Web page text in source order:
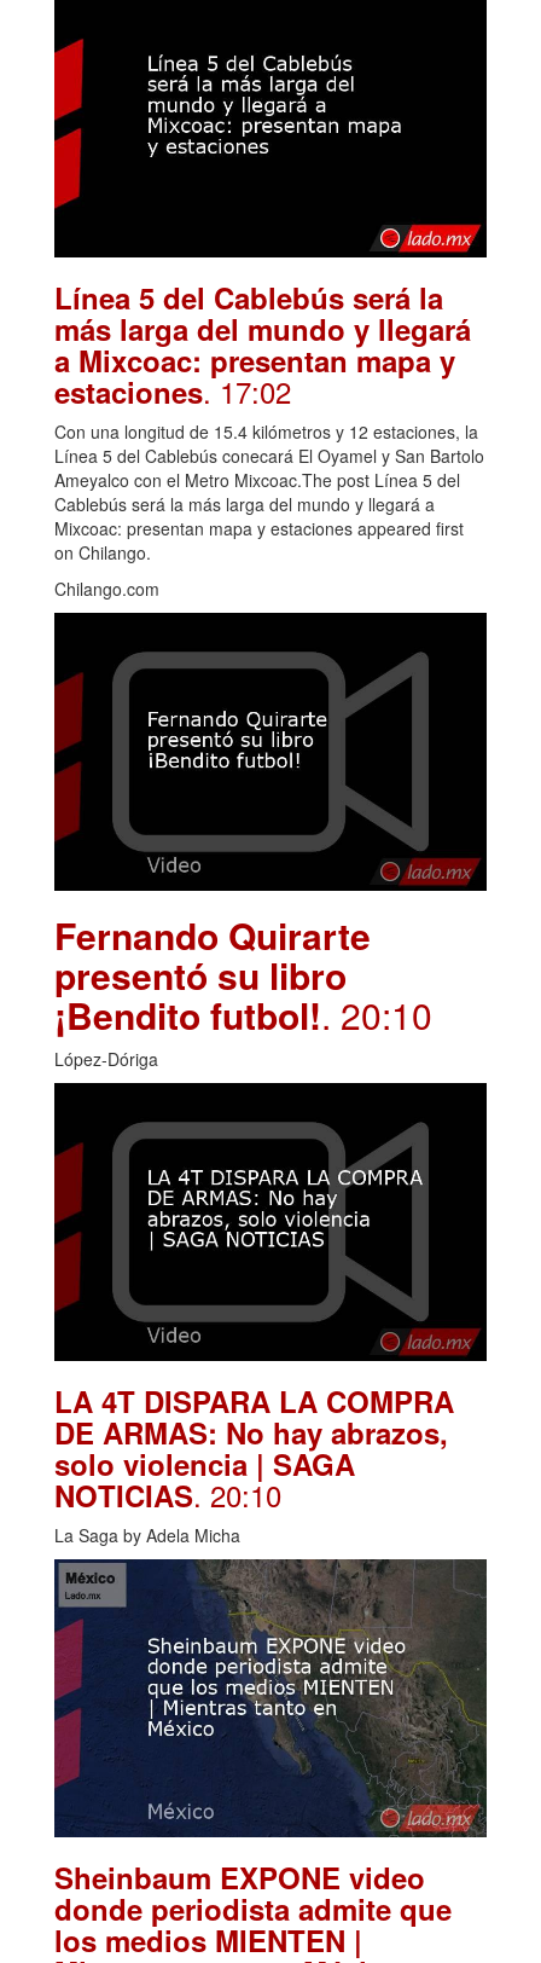
Línea 5 del Cablebús será la
más larga del mundo y llegará
a Mixcoac: presentan mapa y
estaciones. 17:02
Con una longitud de 15.4 kilómetros y 12 estaciones, la
Línea 5 del Cablebús conecará El Oyamel y San Bartolo
Ameyalco con el Metro Mixcoac.The post Línea 5 del
Cablebús será la más larga del mundo y llegará a
Mixcoac: presentan mapa y estaciones appeared first
on Chilango.
Chilango.com
Fernando Quirarte
presentó su libro
¡Bendito futbol!. 20:10
López-Dóriga
LA 4T DISPARA LA COMPRA
DE ARMAS: No hay abrazos,
solo violencia | SAGA
NOTICIAS. 20:10
La Saga by Adela Micha
Sheinbaum EXPONE video
donde periodista admite que
los medios MIENTEN |